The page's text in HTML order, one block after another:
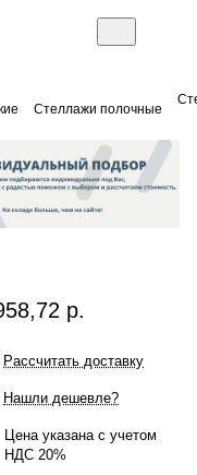
Стеллажи полочные
р.
Рассчитать доставку
Нашли дешевле?
Цена указана с учетом
НДС 20%